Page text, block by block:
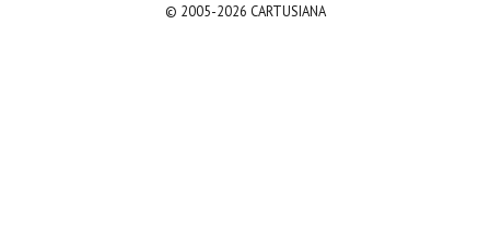
© 2005-2026 CARTUSIANA